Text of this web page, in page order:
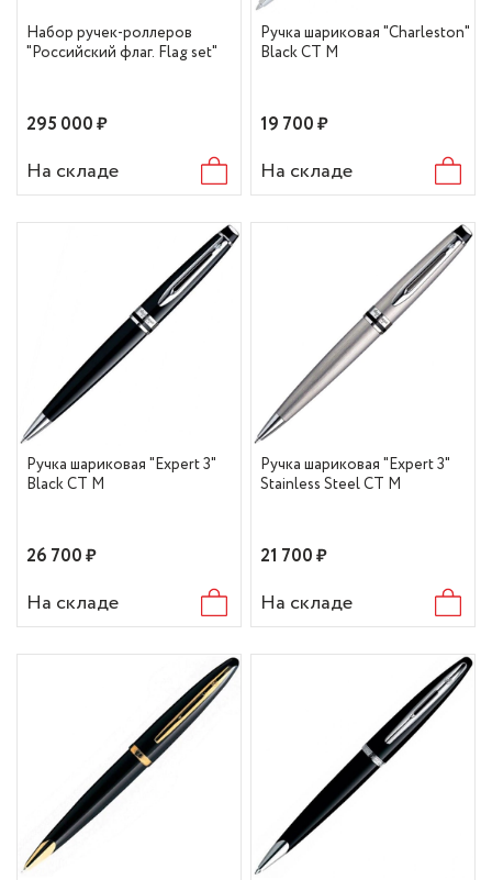
Набор ручек-роллеров
"Российский флаг. Flag set"
295 000 ₽
На складе
Ручка шариковая "Charleston"
Black CT M
19 700 ₽
На складе
Ручка шариковая "Expert 3"
Black CT M
26 700 ₽
На складе
Ручка шариковая "Expert 3"
Stainless Steel CT M
21 700 ₽
На складе